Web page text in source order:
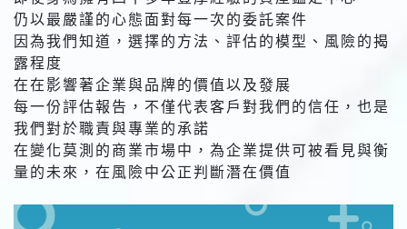
仍以最嚴謹的心態面對每一次的委託案件
因為我們知道，選擇的方法、評估的模型、風險的揭
露程度
在在影響著企業與品牌的價值以及發展
每一份評估報告，不僅代表客戶對我們的信任，也是
我們對於職責與專業的承諾
在變化莫測的商業市場中，為企業提供可被看見與衡
量的未來，在風險中公正判斷潛在價值